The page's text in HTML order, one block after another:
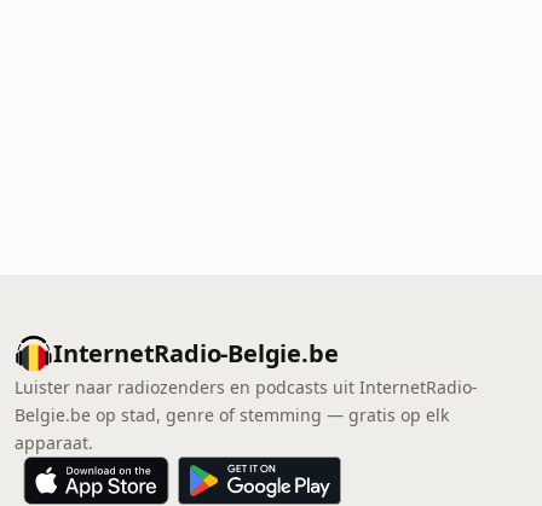
InternetRadio-Belgie.be
Luister naar radiozenders en podcasts uit InternetRadio-
Belgie.be op stad, genre of stemming — gratis op elk
apparaat.